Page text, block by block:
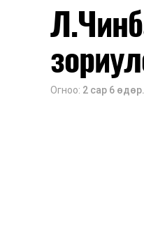
Огноо: 2 сар 6